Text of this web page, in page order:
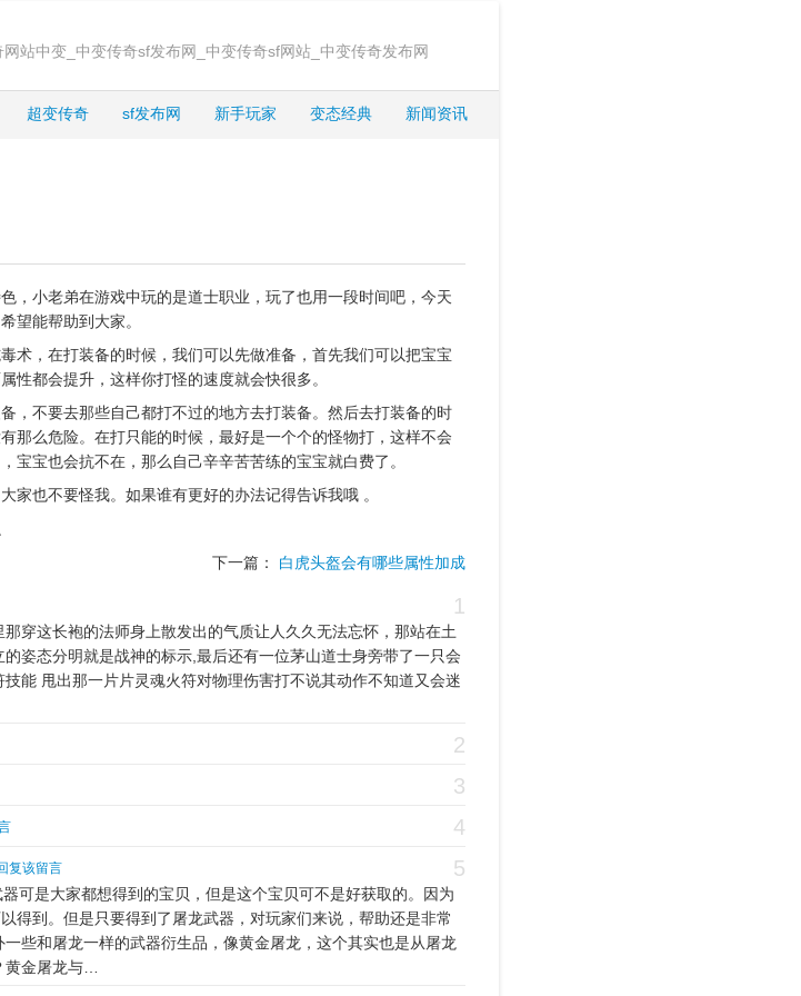
站中变_中变传奇sf发布网_中变传奇sf网站_中变传奇发布网
超变传奇 sf发布网 新手玩家 变态经典 新闻资讯
，小老弟在游戏中玩的是道士职业，玩了也用一段时间吧，今天
望能帮助到大家。
术，在打装备的时候，我们可以先做准备，首先我们可以把宝宝
性都会提升，这样你打怪的速度就会快很多。
，不要去那些自己都打不过的地方去打装备。然后去打装备的时
那么危险。在打只能的时候，最好是一个个的怪物打，这样不会
宝宝也会抗不在，那么自己辛辛苦苦练的宝宝就白费了。
家也不要怪我。如果谁有更好的办法记得告诉我哦 。
下一篇： 白虎头盔会有哪些属性加成
1
穿这长袍的法师身上散发出的气质让人久久无法忘怀，那站在土
姿态分明就是战神的标示,最后还有一位茅山道士身旁带了一只会
能 甩出那一片片灵魂火符对物理伤害打不说其动作不知道又会迷
2
3
4
5
复该留言
可是大家都想得到的宝贝，但是这个宝贝可不是好获取的。因为
得到。但是只要得到了屠龙武器，对玩家们来说，帮助还是非常
些和屠龙一样的武器衍生品，像黄金屠龙，这个其实也是从屠龙
金屠龙与…